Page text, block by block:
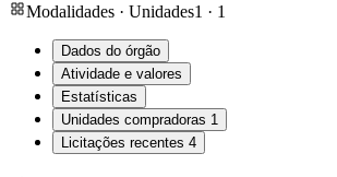
Modalidades · Unidades1 · 1
Dados do órgão
Atividade e valores
Estatísticas
Unidades compradoras 1
Licitações recentes 4